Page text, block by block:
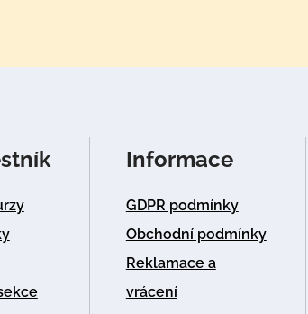
Informace
GDPR podmínky
Obchodní podmínky
Reklamace a
vrácení